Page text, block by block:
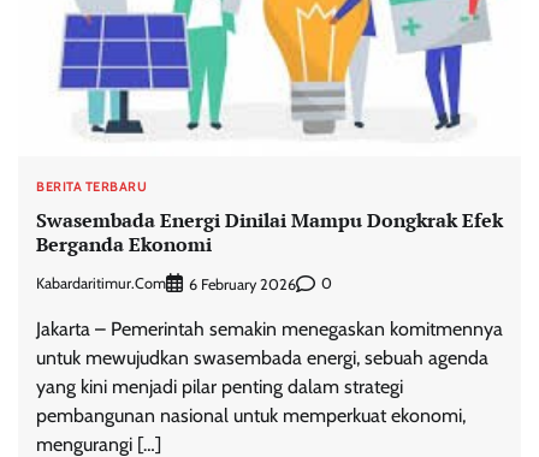
BERITA TERBARU
Swasembada Energi Dinilai Mampu Dongkrak Efek
Berganda Ekonomi
Kabardaritimur.com 6 February 2026 0
Jakarta – Pemerintah semakin menegaskan komitmennya
untuk mewujudkan swasembada energi, sebuah agenda
yang kini menjadi pilar penting dalam strategi
pembangunan nasional untuk memperkuat ekonomi,
mengurangi […]